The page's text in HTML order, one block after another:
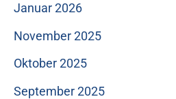
Januar 2026
November 2025
Oktober 2025
September 2025